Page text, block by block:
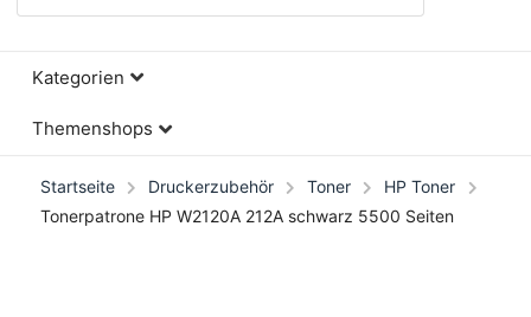
Kategorien
Themenshops
Startseite Druckerzubehör Toner
HP Toner
Tonerpatrone HP W2120A 212A schwarz 5500 Seiten